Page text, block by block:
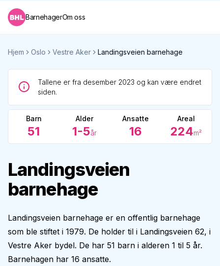
BarnehagerOm oss
Hjem Oslo Vestre Aker Landingsveien barnehage
Tallene er fra desember 2023 og kan være endret
siden.
Barn
51
Alder
1-5år
Ansatte
16
Areal
224m²
Landingsveien
barnehage
Landingsveien barnehage er en offentlig barnehage
som ble stiftet i 1979. De holder til i Landingsveien 62, i
Vestre Aker bydel. De har 51 barn i alderen 1 til 5 år.
Barnehagen har 16 ansatte.